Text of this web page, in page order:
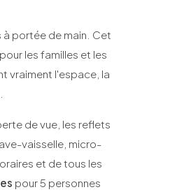
à portée de main. Cet
les familles et les
vraiment l'espace, la
de vue, les reflets
vaisselle, micro-
et de tous les
pour 5 personnes